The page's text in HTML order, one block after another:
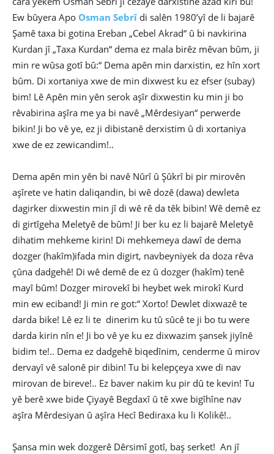
Ew bûyera Apo Osman Sebrîdi salên 1980’yî de li bajarê
Şamê taxa bi gotina Ereban „Cebel Akrad“ û bi navkirina
Kurdan jî „Taxa Kurdan“ dema ez mala birêz mêvan bûm, ji
min re wûsa gotî bû:“ Dema apên min darxistin, ez hîn xort
bûm. Di xortaniya xwe de min dixwest ku ez efser (subay)
bim! Lê Apên min yên serok aşîr dixwestin ku min ji bo
rêvabirina aşîra me ya bi navê „Mêrdesiyan“ perwerde
bikin! Ji bo vê ye, ez ji dibistanê derxistim û di xortaniya
xwe de ez zewicandim!..
Dema apên min yên bi navê Nûrî û Şûkrî bi pir mirovên
aşîrete ve hatin daliqandin, bi wê dozê (dawa) dewleta
dagirker dixwestin min jî di wê rê da têk bibin! Wê demê ez
di girtîgeha Meletyê de bûm! Ji ber ku ez li bajarê Meletyê
dihatim mehkeme kirin! Di mehkemeya dawî de dema
dozger (hakîm)ifada min digirt, navbeyniyek da doza rêva
çûna dadgehê! Di wê demê de ez û dozger (hakîm) tenê
mayî bûm! Dozger mirovekî bi heybet wek mirokî Kurd
min ew eciband! Ji min re got:“ Xorto! Dewlet dixwazê te
darda bike! Lê ez li te dinerim ku tû sûcê te ji bo tu were
darda kirin nîn e! Ji bo vê ye ku ez dixwazim şansek jiyînê
bidim te!.. Dema ez dadgehê biqedînim, cenderme û mirov
dervayî vê salonê pir dibin! Tu bi kelepçeya xwe di nav
mirovan de bireve!.. Ez baver nakim ku pir dû te kevin! Tu
yê berê xwe bide Çiyayê Begdaxî û tê xwe bigîhîne nav
aşîra Mêrdesiyan û aşîra Hecî Bediraxa ku li Kolikê!..
Şansa min wek dozgerê Dêrsimî gotî, baş serket! An jî